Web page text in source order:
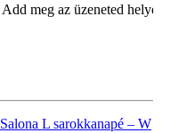
Add meg az üzeneted helyesen
Salona L sarokkanapé – W